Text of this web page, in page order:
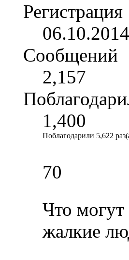
Регистрация
06.10.2014
Сообщений
2,157
1,400
Поблагодарили 5,622
70
Что
жалкие